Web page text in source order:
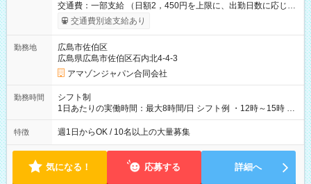
交通費：一部支給 （日額2，450円を上限に、出勤日数に応じて
実費支給） ※22:00～翌5:00までは時給25%UP！ ■給与前払い
制度あり ※前払い額の上限あり、手数料無料（Amazon負担）
交通費別途支給あり
勤務地
広島市佐伯区
広島県広島市佐伯区石内北4-4-3
アマゾンジャパン合同会社
勤務時間
シフト制
1日あたりの実働時間：最大8時間/日 シフト例 ・12時～15時 入
社後、就業可能シフトをご確認の上、申請してください。
特徴 週1日からOK / 10名以上の大量募集
気になる！ 応募する 詳細へ